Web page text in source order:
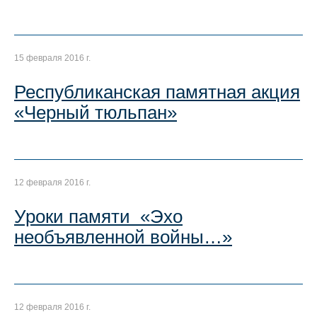
15 февраля 2016 г.
Республиканская памятная акция
«Черный тюльпан»
12 февраля 2016 г.
Уроки памяти «Эхо
необъявленной войны…»
12 февраля 2016 г.